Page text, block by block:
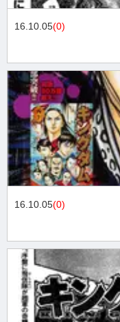
16.10.05(0)
16.10.05(0)